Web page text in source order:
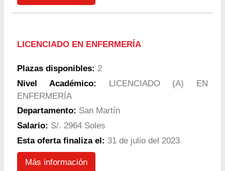
LICENCIADO EN ENFERMERÍA
Plazas disponibles: 2
Nivel Académico: LICENCIADO (A) EN
ENFERMERÍA
Departamento: San Martín
Salario: S/. 2964 Soles
Esta oferta finaliza el: 31 de julio del 2023
Más información